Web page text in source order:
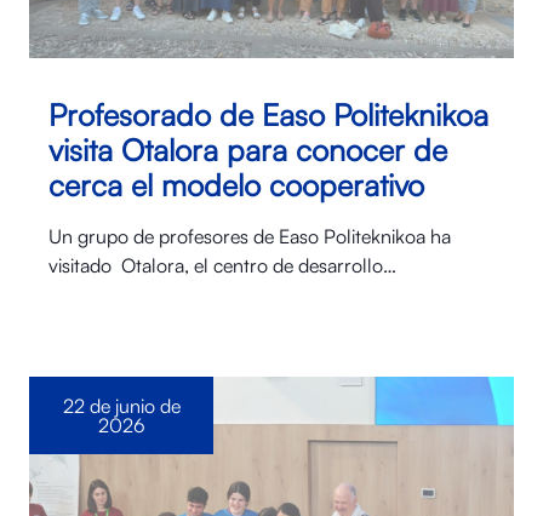
Profesorado de Easo Politeknikoa
visita Otalora para conocer de
cerca el modelo cooperativo
Un grupo de profesores de Easo Politeknikoa ha
visitado Otalora⁠, el centro de desarrollo…
22 de junio de
2026